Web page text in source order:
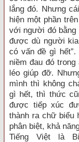
lắng đó. Nhưng
hiện một phần
với người đó bằng
được dù người kia
có vấn đề gì
niềm đau đó
léo giúp đỡ.
mình thì không
gì hết, thì thức
được tiếp xúc
thành ra chữ biểu
phân biệt, khả
Tiếng Việt là